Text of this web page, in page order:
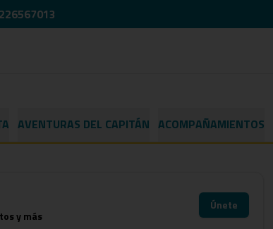
AVENTURAS DEL CAPITÁN ACOMPAÑAMIENTOS
y más
Únete